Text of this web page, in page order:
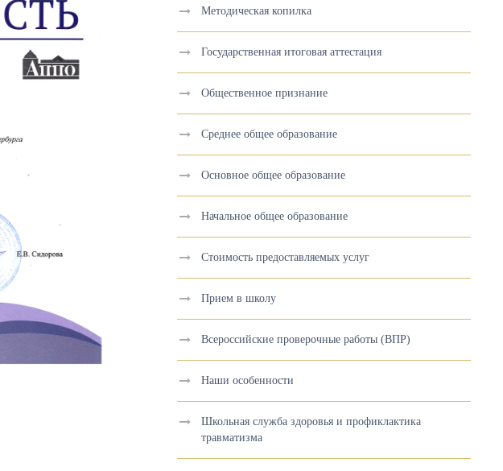
Методическая копилка
Государственная итоговая аттестация
Общественное признание
Среднее общее образование
Основное общее образование
Начальное общее образование
Стоимость предоставляемых услуг
Прием в школу
Всероссийские проверочные работы (ВПР)
Наши особенности
Школьная служба здоровья и профиклактика
травматизма